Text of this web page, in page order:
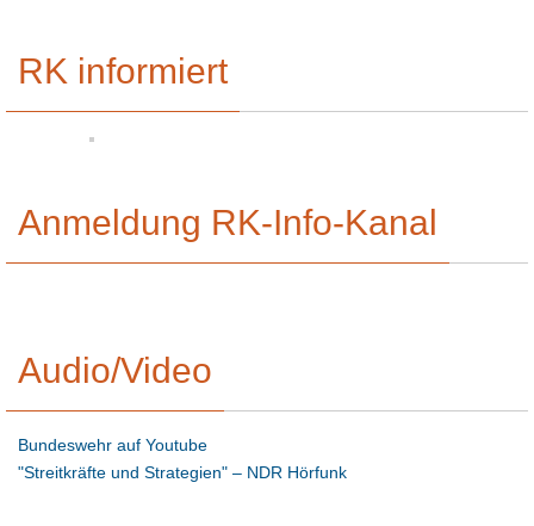
RK informiert
Anmeldung RK-Info-Kanal
Audio/Video
Bundeswehr auf Youtube
"Streitkräfte und Strategien" – NDR Hörfunk